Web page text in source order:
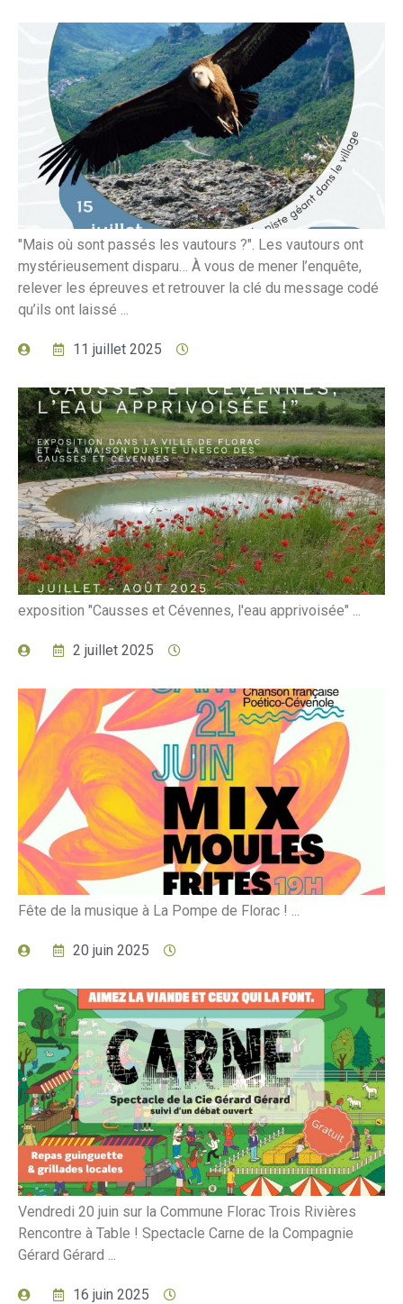
"Mais où sont passés les vautours ?". Les vautours ont
mystérieusement disparu… À vous de mener l’enquête,
relever les épreuves et retrouver la clé du message codé
qu’ils ont laissé ...
11 juillet 2025
exposition "Causses et Cévennes, l'eau apprivoisée" ...
2 juillet 2025
Fête de la musique à La Pompe de Florac ! ...
20 juin 2025
Vendredi 20 juin sur la Commune Florac Trois Rivières
Rencontre à Table ! Spectacle Carne de la Compagnie
Gérard Gérard ...
16 juin 2025